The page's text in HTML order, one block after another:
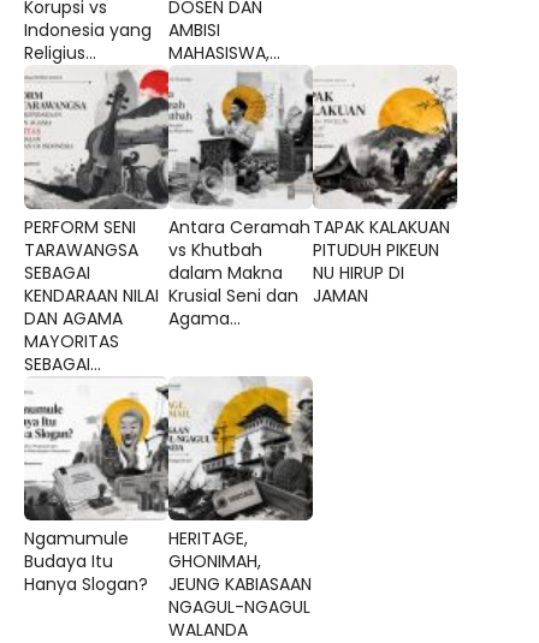
Korupsi vs
Indonesia yang
Religius...
DOSEN DAN
AMBISI
MAHASISWA,...
PERFORM SENI
TARAWANGSA
SEBAGAI
KENDARAAN NILAI
DAN AGAMA
MAYORITAS
SEBAGAI...
Antara Ceramah
vs Khutbah
dalam Makna
Krusial Seni dan
Agama...
TAPAK KALAKUAN
PITUDUH PIKEUN
NU HIRUP DI
JAMAN
Ngamumule
Budaya Itu
Hanya Slogan?
HERITAGE,
GHONIMAH,
JEUNG KABIASAAN
NGAGUL-NGAGUL
WALANDA